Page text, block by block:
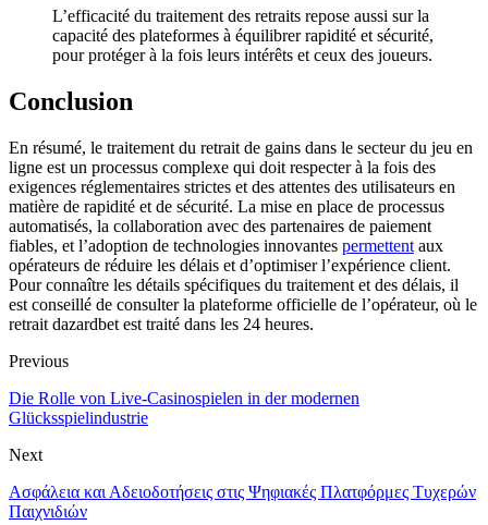
L’efficacité du traitement des retraits repose aussi sur la
capacité des plateformes à équilibrer rapidité et sécurité,
pour protéger à la fois leurs intérêts et ceux des joueurs.
Conclusion
En résumé, le traitement du retrait de gains dans le secteur du jeu en
ligne est un processus complexe qui doit respecter à la fois des
exigences réglementaires strictes et des attentes des utilisateurs en
matière de rapidité et de sécurité. La mise en place de processus
automatisés, la collaboration avec des partenaires de paiement
fiables, et l’adoption de technologies innovantes permettent aux
opérateurs de réduire les délais et d’optimiser l’expérience client.
Pour connaître les détails spécifiques du traitement et des délais, il
est conseillé de consulter la plateforme officielle de l’opérateur, où le
retrait dazardbet est traité dans les 24 heures.
Previous
Die Rolle von Live-Casinospielen in der modernen
Glücksspielindustrie
Next
Ασφάλεια και Αδειοδοτήσεις στις Ψηφιακές Πλατφόρμες Τυχερών
Παιχνιδιών